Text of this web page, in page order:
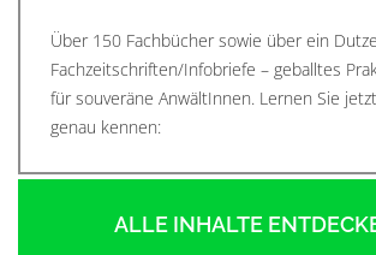
Über 150 Fachbücher sowie über ein
Fachzeitschriften/Infobriefe – geballtes
für souveräne AnwältInnen. Lernen Sie
genau kennen:
ALLE INHALTE